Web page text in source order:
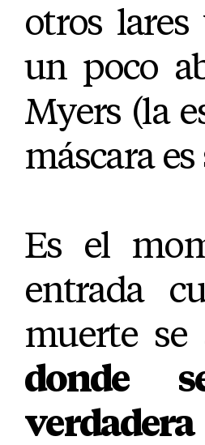
otros
un poco
Myers (la
máscara
Es el
entrada
muerte
donde